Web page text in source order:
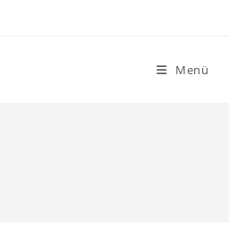
Menü